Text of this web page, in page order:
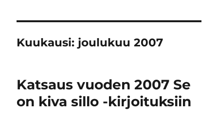
Kuukausi: joulukuu 2007
Katsaus vuoden 2007 Se
on kiva sillo -kirjoituksiin